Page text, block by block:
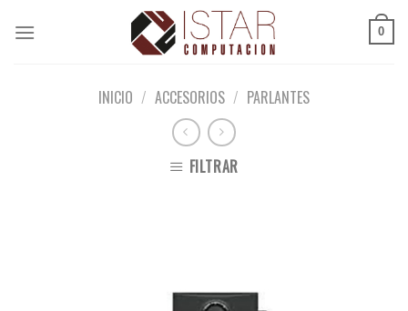
0
INICIO / ACCESORIOS / PARLANTES
FILTRAR